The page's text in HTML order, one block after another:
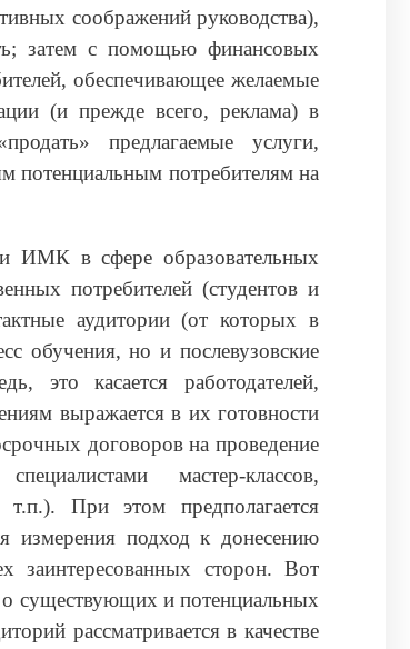
соображений руководства),
затем с помощью финансовых
обеспечивающее желаемые
(и прежде всего, реклама) в
предлагаемые услуги,
потенциальным потребителям на
ИМК в сфере образовательных
потребителей (студентов и
аудитории (от которых в
обучения, но и послевузовские
это касается работодателей,
выражается в их готовности
договоров на проведение
мастер-классов,
При этом предполагается
измерения подход к донесению
заинтересованных сторон. Вот
существующих и потенциальных
рассматривается в качестве